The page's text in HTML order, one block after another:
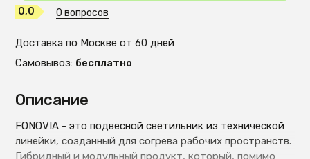
Описание
FONOVIA - это подвесной светильник из технической
линейки, созданный для согрева рабочих пространств.
Гибридный и модульный продукт, который, помимо
0,0 0 вопросов
Доставка по Москве от 60 дней
Самовывоз: бесплатно